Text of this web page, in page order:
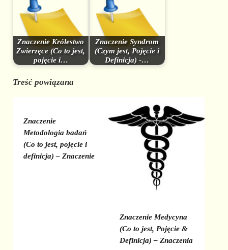
Znaczenie Królestwo
Zwierzęce (Co to jest,
pojęcie i…
Znaczenie Syndrom
(Czym jest, Pojęcie i
Definicja) -…
Treść powiązana
Znaczenie
Metodologia badań
(Co to jest, pojęcie i
definicja) – Znaczenie
Znaczenie Medycyna
(Co to jest, Pojęcie &
Definicja) – Znaczenia